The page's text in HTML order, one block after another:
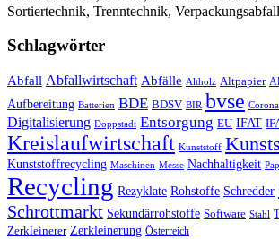
Sortiertechnik, Trenntechnik,
Schlagwörter
Abfall Abfallwirtschaft Abfälle Altholz Altpapier
Aufbereitung Batterien BDE BDSV BIR bvse Corona
Digitalisierung Doppstadt Entsorgung EU IFAT
Kreislaufwirtschaft Kunststoff
Kunststoffrecycling Maschinen Messe Nachhaltigkeit
Recycling Rezyklate Rohstoffe Schredder
Schrottmarkt Sekundärrohstoffe Software Stahl
Zerkleinerer Zerkleinerung Österreich